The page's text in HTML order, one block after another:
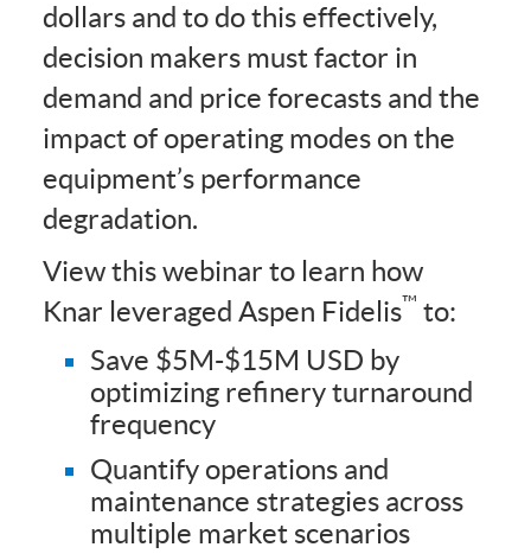
dollars and to do this effectively,
decision makers must factor in
demand and price forecasts and the
impact of operating modes on the
equipment’s performance
degradation.
View this webinar to learn how
Knar leveraged Aspen Fidelis™ to:
Save $5M-$15M USD by
optimizing refinery turnaround
frequency
Quantify operations and
maintenance strategies across
multiple market scenarios